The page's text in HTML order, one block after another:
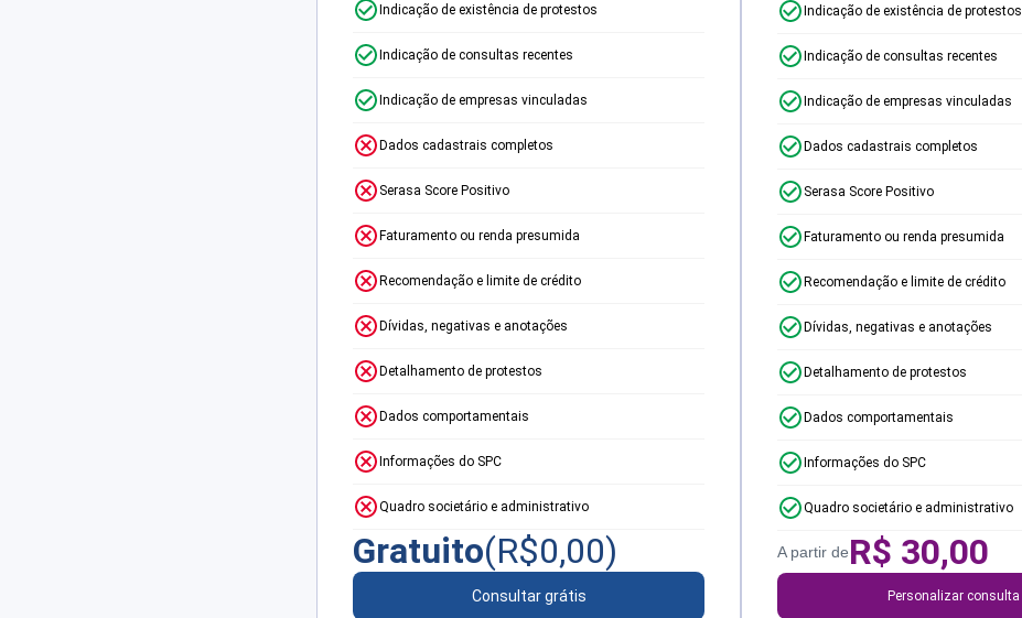
Indicação de existência de protestos
Indicação de consultas recentes
Indicação de empresas vinculadas
Dados cadastrais completos
Serasa Score Positivo
Faturamento ou renda presumida
Recomendação e limite de crédito
Dívidas, negativas e anotações
Detalhamento de protestos
Dados comportamentais
Informações do SPC
Quadro societário e administrativo
Gratuito(R$0,00)
Consultar grátis
Indicação de existência de protestos
Indicação de consultas recentes
Indicação de empresas vinculadas
Dados cadastrais completos
Serasa Score Positivo
Faturamento ou renda presumida
Recomendação e limite de crédito
Dívidas, negativas e anotações
Detalhamento de protestos
Dados comportamentais
Informações do SPC
Quadro societário e administrativo
A partir deR$ 30,00
Personalizar consulta